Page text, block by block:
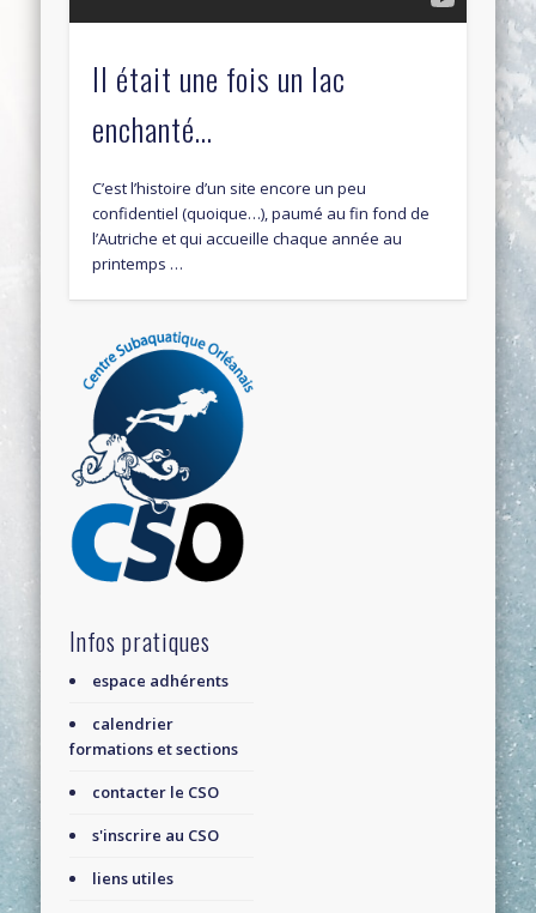
Il était une fois un lac
enchanté…
C’est l’histoire d’un site encore un peu
confidentiel (quoique…), paumé au fin fond de
l’Autriche et qui accueille chaque année au
printemps …
Infos pratiques
espace adhérents
calendrier
formations et sections
contacter le CSO
s'inscrire au CSO
liens utiles